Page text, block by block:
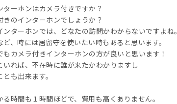
ーホンはカメラ付きですか？
きのインターホンでしょうか？
ターホンでは、どなたの訪問かわからないですよね。
、時には居留守を使いたい時もあると思います。
もカメラ付きインターホンの方が良いと思います！
いれば、不在時に誰が来たかわかりますし
も出来ます。
る時間も１時間ほどで、費用も高くありません。